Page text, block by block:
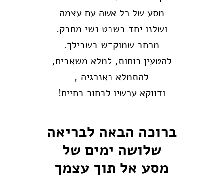
מסע של כל אשה עם עצמה
ושלנו יחד בשבט נשי מחבק.
מרחב שמוקדש בשבילך.
להטעין כוחות, למלא משאבים,
להתמלא באנרגיה ,
ודווקא עכשיו לבחור בחיים!
ברוכה הבאה לבריאה
שלושה ימים של
מסע אל תוך עצמך